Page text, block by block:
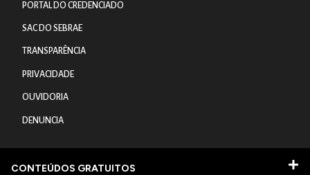
PORTAL DO CREDENCIADO
SAC DO SEBRAE
TRANSPARÊNCIA
PRIVACIDADE
OUVIDORIA
DENUNCIA
CONTEÚDOS GRATUITOS